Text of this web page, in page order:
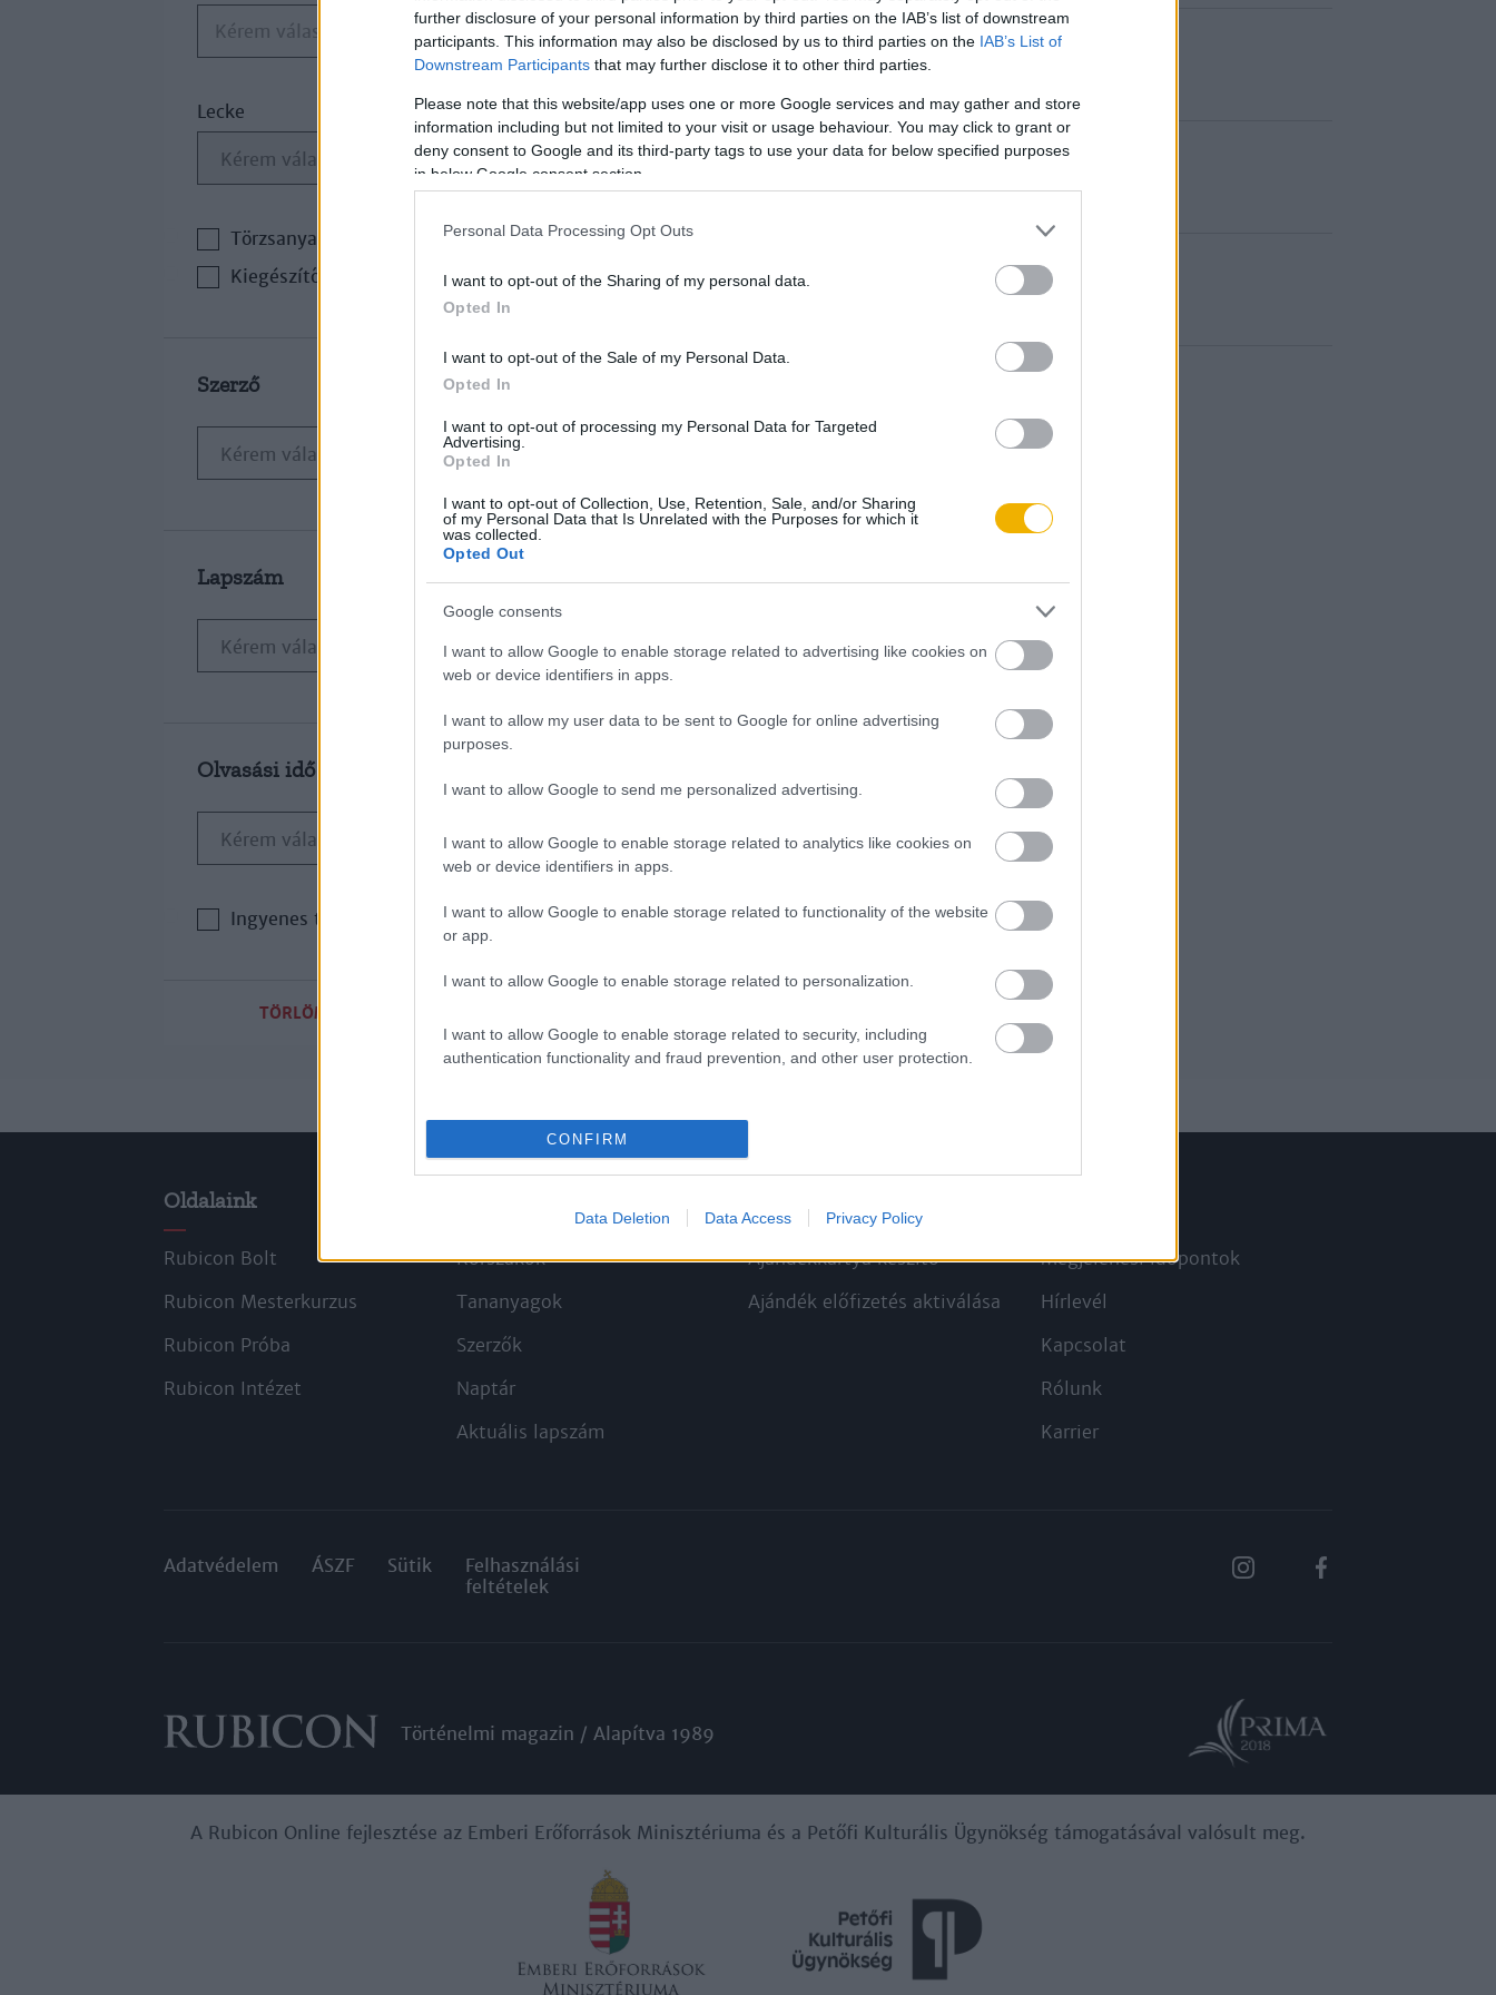
further disclosure of your personal information by third parties on the IAB’s list of downstream
participants. This information may also be disclosed by us to third parties on the IAB’s List of
Downstream Participants that may further disclose it to other third parties.
Please note that this website/app uses one or more Google services and may gather and store
information including but not limited to your visit or usage behaviour. You may click to grant or
deny consent to Google and its third-party tags to use your data for below specified purposes
in below Google consent section.
Personal Data Processing Opt Outs
I want to opt-out of the Sharing of my personal data.
Opted In
I want to opt-out of the Sale of my Personal Data.
Opted In
I want to opt-out of processing my Personal Data for Targeted
Advertising.
Opted In
I want to opt-out of Collection, Use, Retention, Sale, and/or Sharing
of my Personal Data that Is Unrelated with the Purposes for which it
was collected.
Opted Out
Google consents
I want to allow Google to enable storage related to advertising like cookies on
web or device identifiers in apps.
I want to allow my user data to be sent to Google for online advertising
purposes.
I want to allow Google to send me personalized advertising.
I want to allow Google to enable storage related to analytics like cookies on
web or device identifiers in apps.
I want to allow Google to enable storage related to functionality of the website
or app.
I want to allow Google to enable storage related to personalization.
I want to allow Google to enable storage related to security, including
authentication functionality and fraud prevention, and other user protection.
CONFIRM
Data Deletion Data Access Privacy Policy
Kérem válasszon
Lecke
Törzsanyag
Kiegészítő irodalom
Szerző
Lapszám
Olvasási idő
Ingyenes tartalom
TÖRLÖM A SZŰRŐKET
Urbán Károly
Hruscsov
Bódis Gábor
Josip Broz Tito
Oldalaink
Rubicon Bolt
Rubicon Mesterkurzus
Rubicon Próba
Rubicon Intézet
Korszakok
Tananyagok
Szerzők
Naptár
Aktuális lapszám
Ajándékkártya készítő
Ajándék előfizetés aktiválása
Megjelenési időpontok
Hírlevél
Kapcsolat
Rólunk
Karrier
Adatvédelem ÁSZF Sütik
Felhasználási
feltételek
Történelmi magazin / Alapítva 1989
A Rubicon Online fejlesztése az Emberi Erőforrások Minisztériuma és a Petőfi Kulturális Ügynökség támogatásával valósult meg.